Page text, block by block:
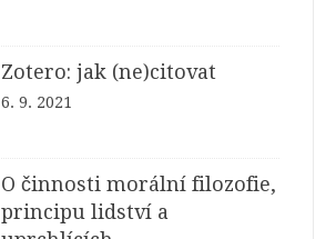
Zotero: jak (ne)citovat
6. 9. 2021
O činnosti morální filozofie,
principu lidství a